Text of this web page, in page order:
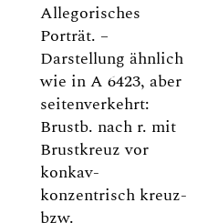
Allegorisches
Porträt. –
Darstellung ähnlich
wie in A 6423, aber
seitenverkehrt:
Brustb. nach r. mit
Brustkreuz vor
konkav-
konzentrisch kreuz-
bzw.